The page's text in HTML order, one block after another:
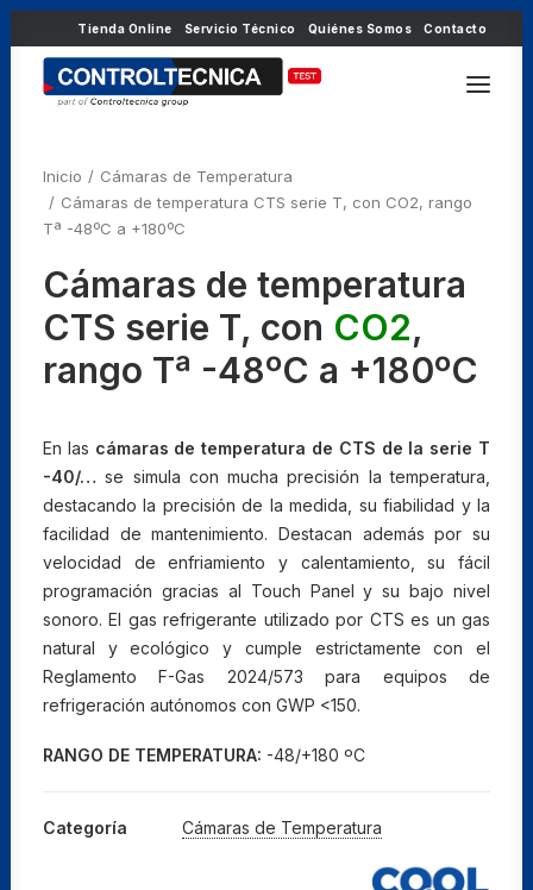
Tienda Online Servicio Técnico Quiénes Somos Contacto
Inicio
Cámaras de Temperatura
Cámaras de temperatura CTS serie T, con CO2, rango
Tª -48ºC a +180ºC
Cámaras de temperatura
CTS serie T, con CO2,
rango Tª -48ºC a +180ºC
En las cámaras de temperatura de CTS de la serie T
-40/… se simula con mucha precisión la temperatura,
destacando la precisión de la medida, su fiabilidad y la
facilidad de mantenimiento. Destacan además por su
velocidad de enfriamiento y calentamiento, su fácil
programación gracias al Touch Panel y su bajo nivel
sonoro. El gas refrigerante utilizado por CTS es un gas
natural y ecológico y cumple estrictamente con el
Reglamento F-Gas 2024/573 para equipos de
refrigeración autónomos con GWP <150.
RANGO DE TEMPERATURA: -48/+180 ºC
Categoría Cámaras de Temperatura